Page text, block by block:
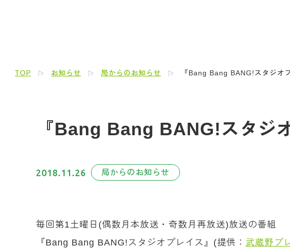
TOP お知らせ 局からのお知らせ 『Bang Bang BANG!スタジオ
『Bang Bang BANG!スタジ
2018.11.26 局からのお知らせ
毎回第1土曜日(偶数月本放送・奇数月再放送)放送の番組
『Bang Bang BANG!スタジオプレイス』(提供： 武蔵野プ